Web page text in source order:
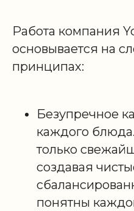
Работа компания
основывается на
принципах:
Безупречное
каждого
только
создавая
понятны